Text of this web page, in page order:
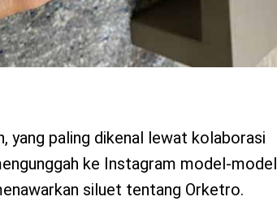
yang paling dikenal lewat kolaborasi
ke Instagram model-model
siluet tentang Orketro.